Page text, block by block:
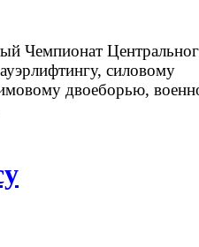
Чемпионат
силовому
двоеборью,